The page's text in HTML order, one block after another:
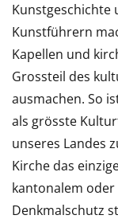
Kunstgeschichte
Kunstführern
Kapellen und
Grossteil des
ausmachen. So
als grösste
unseres Landes
Kirche das
kantonalem
Denkmalschutz